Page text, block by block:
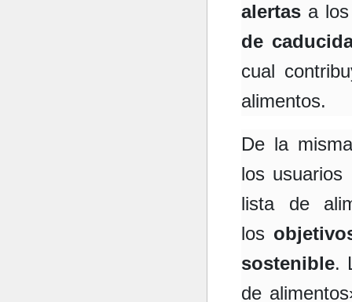
alertasa los
de
cual
alimentos.
De la
los usuarios
lista de
los
sostenible.
de